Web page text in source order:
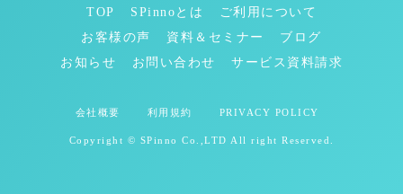
TOP SPinnoとは
ご利用について
お客様の声
資料＆セミナー
ブログ
お知らせ
お問い合わせ サービス資料請求
会社概要 利用規約 PRIVACY POLICY
Copyright © SPinno Co.,LTD All right Reserved.